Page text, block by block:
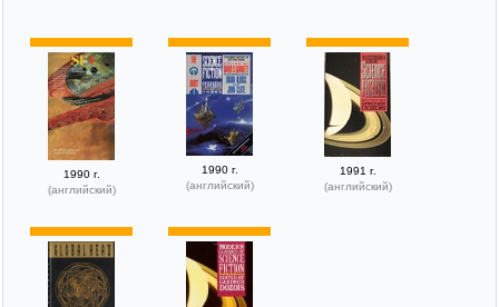
1990 г.
(английский)
1990 г.
(английский)
1991 г.
(английский)